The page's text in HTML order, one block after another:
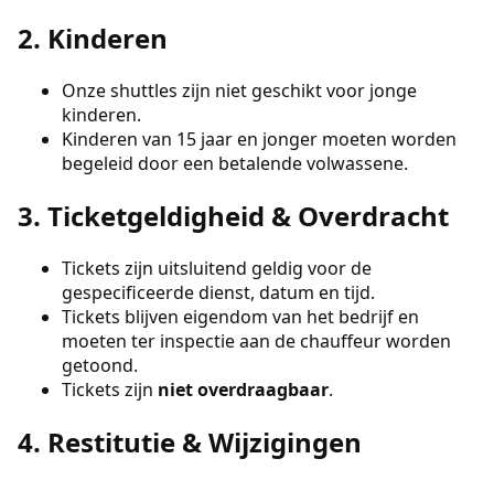
2. Kinderen
Onze shuttles zijn niet geschikt voor jonge
kinderen.
Kinderen van 15 jaar en jonger moeten worden
begeleid door een betalende volwassene.
3. Ticketgeldigheid & Overdracht
Tickets zijn uitsluitend geldig voor de
gespecificeerde dienst, datum en tijd.
Tickets blijven eigendom van het bedrijf en
moeten ter inspectie aan de chauffeur worden
getoond.
Tickets zijn niet overdraagbaar.
4. Restitutie & Wijzigingen
Carla
AI-assistent